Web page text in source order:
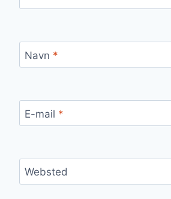
Navn *
E-mail *
Websted